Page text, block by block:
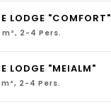
LODGE "COMFORT"
2-4 Pers.
LODGE "MEIALM"
2-4 Pers.